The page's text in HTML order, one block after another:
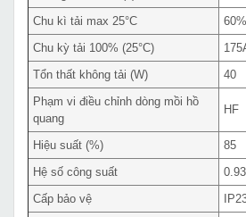
Chu kì tải max 25°C
60%
Chu kỳ tải 100% (25°C)
Tổn thất không tải (W)
40
Phạm vi điều chỉnh dòng mồi hồ
quang
HF
Hiệu suất (%)
85
Hệ số công suất
0.93
Cấp bảo vệ